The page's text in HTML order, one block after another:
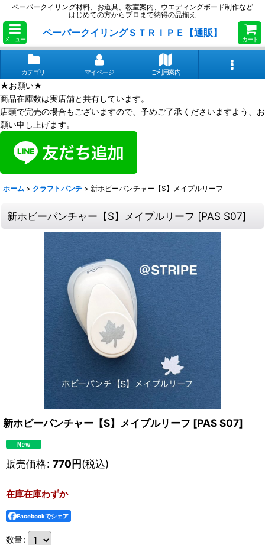
ペーパークイリング材料、お道具、教室案内、ウエディングボード制作など
はじめての方からプロまで納得の品揃え
メニュー
ペーパークイリングＳＴＲＩＰＥ【通販】
カート
カテゴリ マイページ ご利用案内
★お願い★
商品在庫数は実店舗と共有しています。
店頭で完売の場合もございますので、予めご了承くださいますよう、お
願い申し上げます。
ホーム > クラフトパンチ > 新ホビーパンチャー【S】メイプルリーフ
新ホビーパンチャー【S】メイプルリーフ [PAS S07]
新ホビーパンチャー【S】メイプルリーフ [PAS S07]
販売価格: 770円(税込)
在庫在庫わずか
Facebookでシェア
数量: